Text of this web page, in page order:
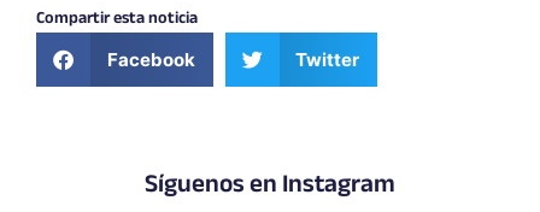
Compartir esta noticia
Facebook Twitter
Síguenos en Instagram